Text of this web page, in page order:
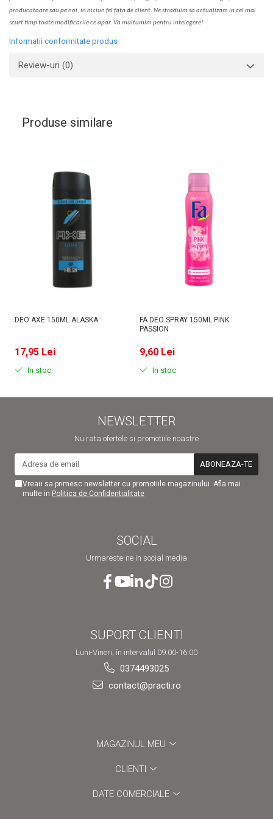
producatoare sau pe noi, in niciun fel fata de client. Ne straduim sa actualizam in cel mai
scurt timp toate modificarile ce apar. Va multumim pentru intelegere!
Informatii conformitate produs
Review-uri (0)
Produse similare
DEO AXE 150ML ALASKA
17,95 Lei
In stoc
FA DEO SPRAY 150ML PINK
PASSION
9,60 Lei
In stoc
NEWSLETTER
Nu rata ofertele si promotiile noastre
Vreau sa primesc newsletter cu promotiile magazinului. Afla mai
multe in Politica de Confidentialitate
SOCIAL
Urmareste-ne in social media
SUPORT CLIENTI
Luni-Vineri, în intervalul 09:00-16:00
0374493025
contact@practi.ro
MAGAZINUL MEU
CLIENTI
DATE COMERCIALE